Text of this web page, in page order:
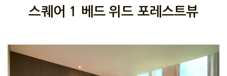
스퀘어 1 베드 위드 포레스트뷰